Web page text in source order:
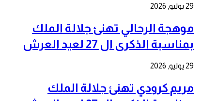
29 يوليو, 2026
موهجة الرحالي تهنئ جلالة الملك
بمناسبة الذكرى ال 27 لعيد العرش
29 يوليو, 2026
مريم كرودي تهنئ جلالة الملك